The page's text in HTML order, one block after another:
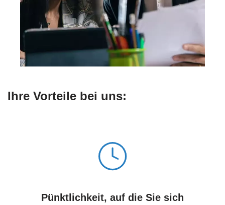
Ihre Vorteile bei uns:
Pünktlichkeit, auf die Sie sich